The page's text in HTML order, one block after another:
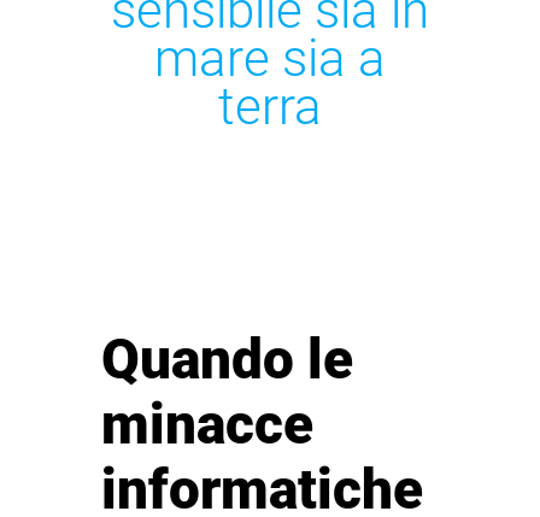
mare sia a
terra
Quando le
minacce
informatiche